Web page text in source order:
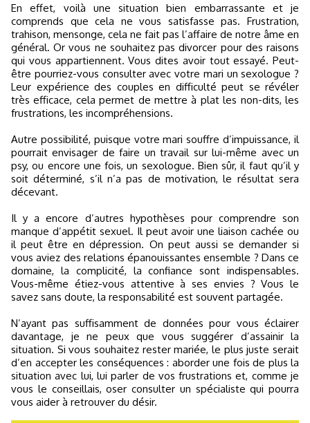
En effet, voilà une situation bien embarrassante et je
comprends que cela ne vous satisfasse pas. Frustration,
trahison, mensonge, cela ne fait pas l’affaire de notre âme en
général. Or vous ne souhaitez pas divorcer pour des raisons
qui vous appartiennent. Vous dites avoir tout essayé. Peut-
être pourriez-vous consulter avec votre mari un sexologue ?
Leur expérience des couples en difficulté peut se révéler
très efficace, cela permet de mettre à plat les non-dits, les
frustrations, les incompréhensions.
Autre possibilité, puisque votre mari souffre d’impuissance, il
pourrait envisager de faire un travail sur lui-même avec un
psy, ou encore une fois, un sexologue. Bien sûr, il faut qu’il y
soit déterminé, s’il n’a pas de motivation, le résultat sera
décevant.
Il y a encore d’autres hypothèses pour comprendre son
manque d’appétit sexuel. Il peut avoir une liaison cachée ou
il peut être en dépression. On peut aussi se demander si
vous aviez des relations épanouissantes ensemble ? Dans ce
domaine, la complicité, la confiance sont indispensables.
Vous-même étiez-vous attentive à ses envies ? Vous le
savez sans doute, la responsabilité est souvent partagée.
N’ayant pas suffisamment de données pour vous éclairer
davantage, je ne peux que vous suggérer d’assainir la
situation. Si vous souhaitez rester mariée, le plus juste serait
d’en accepter les conséquences : aborder une fois de plus la
situation avec lui, lui parler de vos frustrations et, comme je
vous le conseillais, oser consulter un spécialiste qui pourra
vous aider à retrouver du désir.